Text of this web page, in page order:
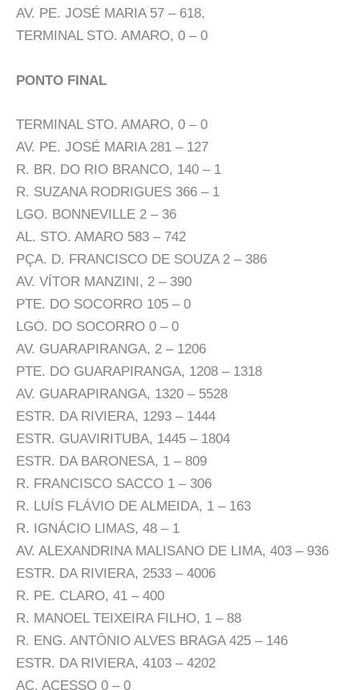
AV. PE. JOSÉ MARIA 57 – 618,
TERMINAL STO. AMARO, 0 – 0
PONTO FINAL
TERMINAL STO. AMARO, 0 – 0
AV. PE. JOSÉ MARIA 281 – 127
R. BR. DO RIO BRANCO, 140 – 1
R. SUZANA RODRIGUES 366 – 1
LGO. BONNEVILLE 2 – 36
AL. STO. AMARO 583 – 742
PÇA. D. FRANCISCO DE SOUZA 2 – 386
AV. VÍTOR MANZINI, 2 – 390
PTE. DO SOCORRO 105 – 0
LGO. DO SOCORRO 0 – 0
AV. GUARAPIRANGA, 2 – 1206
PTE. DO GUARAPIRANGA, 1208 – 1318
AV. GUARAPIRANGA, 1320 – 5528
ESTR. DA RIVIERA, 1293 – 1444
ESTR. GUAVIRITUBA, 1445 – 1804
ESTR. DA BARONESA, 1 – 809
R. FRANCISCO SACCO 1 – 306
R. LUÍS FLÁVIO DE ALMEIDA, 1 – 163
R. IGNÁCIO LIMAS, 48 – 1
AV. ALEXANDRINA MALISANO DE LIMA, 403 – 936
ESTR. DA RIVIERA, 2533 – 4006
R. PE. CLARO, 41 – 400
R. MANOEL TEIXEIRA FILHO, 1 – 88
R. ENG. ANTÔNIO ALVES BRAGA 425 – 146
ESTR. DA RIVIERA, 4103 – 4202
AC. ACESSO 0 – 0